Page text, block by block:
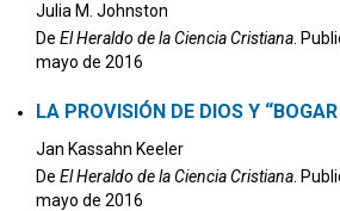
Julia M. Johnston
De El Heraldo de la Ciencia Cristiana .
mayo de 2016
LA PROVISIÓN DE DIOS Y
Jan Kassahn Keeler
De El Heraldo de la Ciencia Cristiana .
mayo de 2016